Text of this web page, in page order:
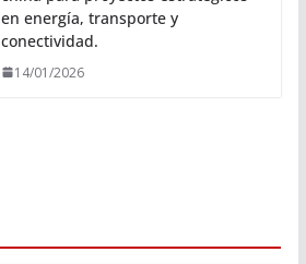
en energía, transporte y
conectividad.
14/01/2026